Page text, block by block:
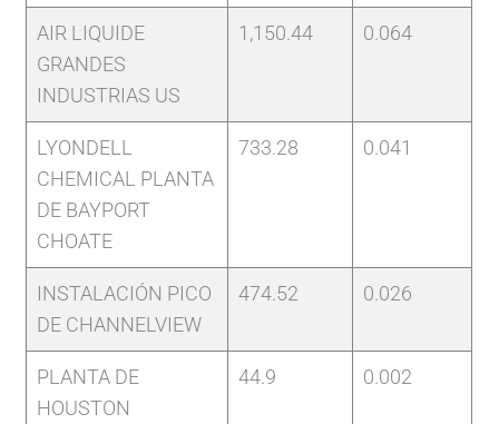
AIR LIQUIDE
GRANDES
INDUSTRIAS US
1,150.44 0.064
LYONDELL
CHEMICAL PLANTA
DE BAYPORT
CHOATE
733.28 0.041
INSTALACIÓN PICO
DE CHANNELVIEW
474.52 0.026
PLANTA DE
HOUSTON
44.9 0.002